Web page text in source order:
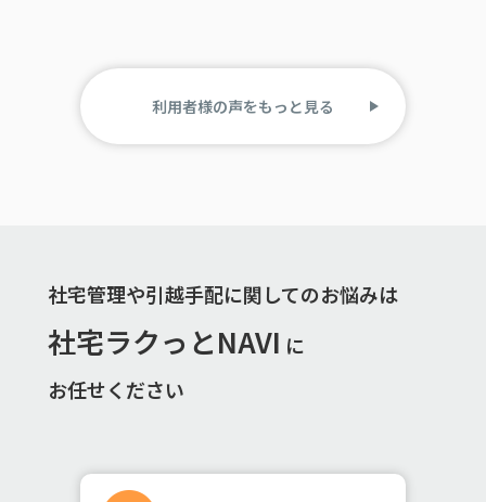
利用者様の声をもっと見る
社宅管理や引越手配に関してのお悩みは
社宅ラクっとNAVI に
お任せください